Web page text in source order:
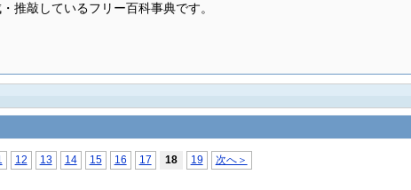
推敲しているフリー百科事典です。
12 13 14 15 16 17 18 19 次へ＞